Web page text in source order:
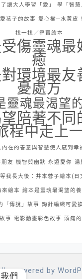
讓大人學習「愛」 學「智慧
愛孩子的故事 愛心樹─水黃皮
找一找／尋寶繪本
傷靈魂最
癒
環境最友
憂處方
靈魂最渴望
陪著不同
程中走上
內在的善意與智慧使人感到幸
友 機智與幽默 永遠愛你 湯
等我長大後：井本蓉子繪本(
來繪本 繪本是靈魂最渴望的
「傳說」故事 鉤針編織可愛
事 電影動畫彩色故事 頭痛
powered by
們